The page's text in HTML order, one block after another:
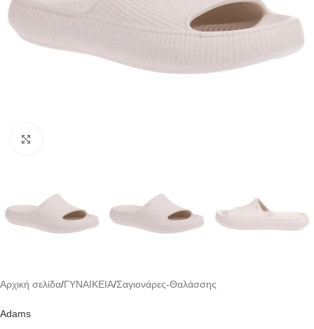
Αρχική σελίδα/ΓΥΝΑΙΚΕΙΑ/Σαγιονάρες-Θαλάσσης
Adams